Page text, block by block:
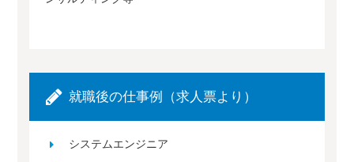
就職後の仕事例（求人票より）
システムエンジニア